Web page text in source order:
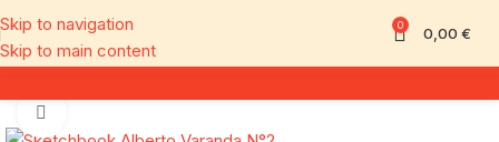
Skip to navigation
Skip to main content
0 0,00 €